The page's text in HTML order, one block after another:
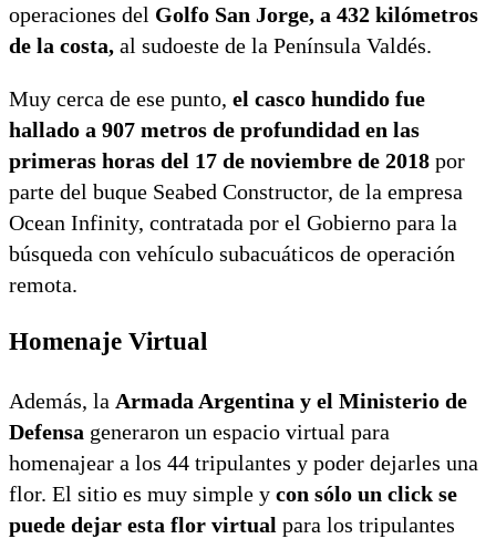
operaciones del Golfo San Jorge, a 432 kilómetros
de la costa, al sudoeste de la Península Valdés.
Muy cerca de ese punto, el casco hundido fue
hallado a 907 metros de profundidad en las
primeras horas del 17 de noviembre de 2018 por
parte del buque Seabed Constructor, de la empresa
Ocean Infinity, contratada por el Gobierno para la
búsqueda con vehículo subacuáticos de operación
remota.
Homenaje Virtual
Además, la Armada Argentina y el Ministerio de
Defensa generaron un espacio virtual para
homenajear a los 44 tripulantes y poder dejarles una
flor. El sitio es muy simple y con sólo un click se
puede dejar esta flor virtual para los tripulantes